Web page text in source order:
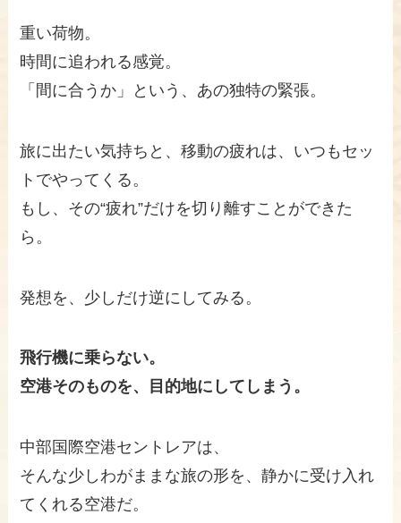
重い荷物。
時間に追われる感覚。
「間に合うか」という、あの独特の緊張。
旅に出たい気持ちと、移動の疲れは、いつもセッ
トでやってくる。
もし、その“疲れ”だけを切り離すことができた
ら。
発想を、少しだけ逆にしてみる。
飛行機に乗らない。
空港そのものを、目的地にしてしまう。
中部国際空港セントレアは、
そんな少しわがままな旅の形を、静かに受け入れ
てくれる空港だ。